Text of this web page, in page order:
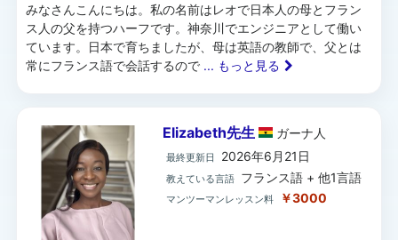
みなさんこんにちは。私の名前はレオで日本人の母とフラン
ス人の父を持つハーフです。神奈川でエンジニアとして働い
ています。日本で育ちましたが、母は英語の教師で、父とは
常にフランス語で会話するので ... もっと見る
Elizabeth先生 ガーナ 人
最終更新日 2026年6月21日
教えている言語 フランス語 + 他1言語
マンツーマンレッスン料 ￥3000